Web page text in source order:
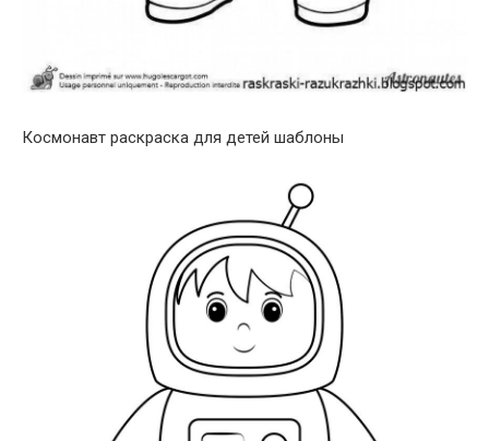
Космонавт раскраска для детей шаблоны